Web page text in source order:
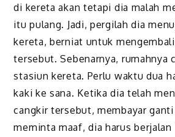
di kereta akan tetapi dia malah
itu pulang. Jadi, pergilah dia
kereta, berniat untuk
tersebut. Sebenarnya, rumahnya
stasiun kereta. Perlu waktu dua
kaki ke sana. Ketika dia telah
cangkir tersebut, membayar
meminta maaf, dia harus berjalan